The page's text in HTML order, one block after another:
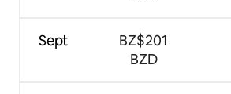
Sept
BZ$201
BZD